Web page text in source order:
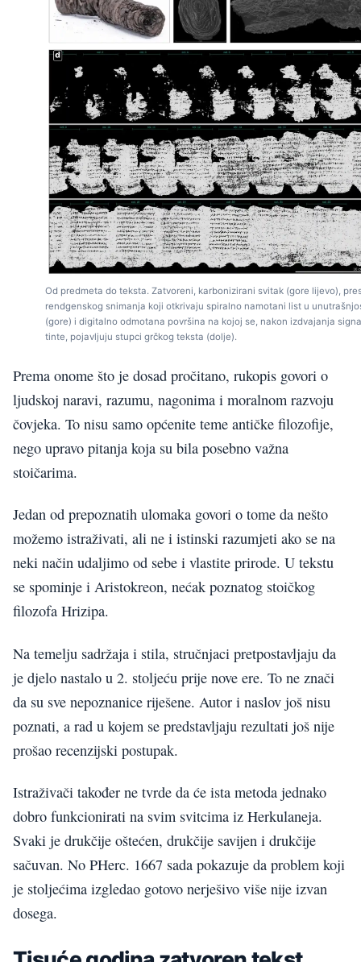
Od predmeta do teksta. Zatvoreni, karbonizirani svitak (gore lijevo),
rendgenskog snimanja koji otkrivaju spiralno namotani list u
(gore) i digitalno odmotana površina na kojoj se, nakon izdvajanja
tinte, pojavljuju stupci grčkog teksta (dolje).
Prema onome što je dosad pročitano, rukopis govori o
ljudskoj naravi, razumu, nagonima i moralnom razvoju
čovjeka. To nisu samo općenite teme antičke filozofije,
nego upravo pitanja koja su bila posebno važna
stoičarima.
Jedan od prepoznatih ulomaka govori o tome da nešto
možemo istraživati, ali ne i istinski razumjeti ako se na
neki način udaljimo od sebe i vlastite prirode. U tekstu
se spominje i Aristokreon, nećak poznatog stoičkog
filozofa Hrizipa.
Na temelju sadržaja i stila, stručnjaci pretpostavljaju da
je djelo nastalo u 2. stoljeću prije nove ere. To ne znači
da su sve nepoznanice riješene. Autor i naslov još nisu
poznati, a rad u kojem se predstavljaju rezultati još nije
prošao recenzijski postupak.
Istraživači također ne tvrde da će ista metoda jednako
dobro funkcionirati na svim svitcima iz Herkulaneja.
Svaki je drukčije oštećen, drukčije savijen i drukčije
sačuvan. No PHerc. 1667 sada pokazuje da problem koji
je stoljećima izgledao gotovo nerješivo više nije izvan
dosega.